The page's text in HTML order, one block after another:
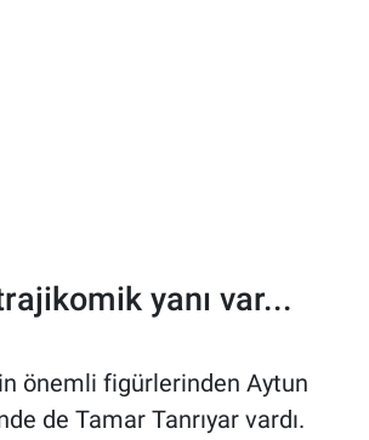
yanı var...
önemli figürlerinden Aytun
de Tamar Tanrıyar vardı.